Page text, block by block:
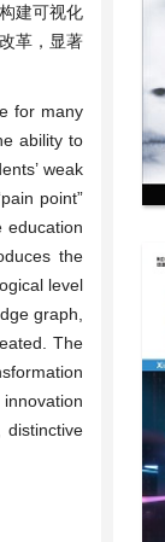
建可视化
革，显著
for many
ability to
weak
point”
education
the
level
graph,
The